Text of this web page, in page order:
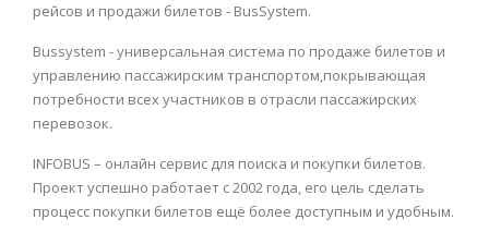
рейсов и продажи билетов - BusSystem.
Bussystem - универсальная система по продаже билетов и
управлению пассажирским транспортом,покрывающая
потребности всех участников в отрасли пассажирских
перевозок.
INFOBUS – онлайн сервис для поиска и покупки билетов.
Проект успешно работает с 2002 года, его цель сделать
процесс покупки билетов ещё более доступным и удобным.